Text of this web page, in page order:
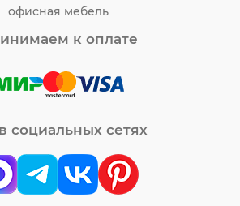
офисная мебель
к оплате
социальных сетях